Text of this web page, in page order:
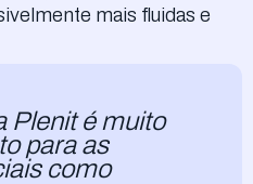
mais fluidas e
Plenit é muito
para as
como